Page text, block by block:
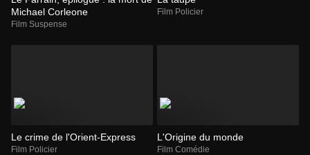
Michael Corleone
Film Suspense
Film Policier
Le crime de l'Orient-Express
Film Policier
L'Origine du monde
Film Comédie